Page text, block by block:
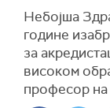
Небојша
године
за
високом
професор на